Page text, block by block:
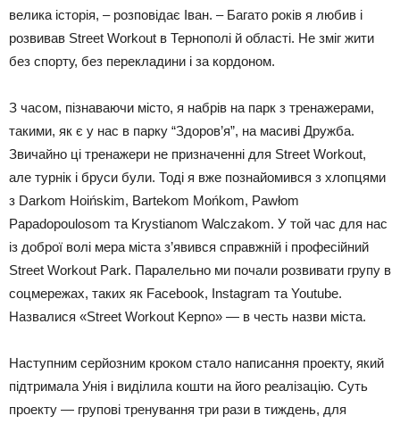
велика історія, – розповідає Іван. – Багато років я любив і
розвивав Street Workout в Тернополі й області. Не зміг жити
без спорту, без перекладини і за кордоном.
З часом, пізнаваючи місто, я набрів на парк з тренажерами,
такими, як є у нас в парку “Здоров’я”, на масиві Дружба.
Звичайно ці тренажери не призначенні для Street Workout,
але турнік і бруси були. Тоді я вже познайомився з хлопцями
з Darkom Hoińskim, Bartekom Mońkom, Pawłom
Papadopoulosom та Krystianom Walczakom. У той час для нас
із доброї волі мера міста з’явився справжній і професійний
Street Workout Park. Паралельно ми почали розвивати групу в
соцмережах, таких як Facebook, Instagram та Youtube.
Назвалися «Street Workout Kepno» — в честь назви міста.
Наступним серйозним кроком стало написання проекту, який
підтримала Унія і виділила кошти на його реалізацію. Суть
проекту — групові тренування три рази в тиждень, для